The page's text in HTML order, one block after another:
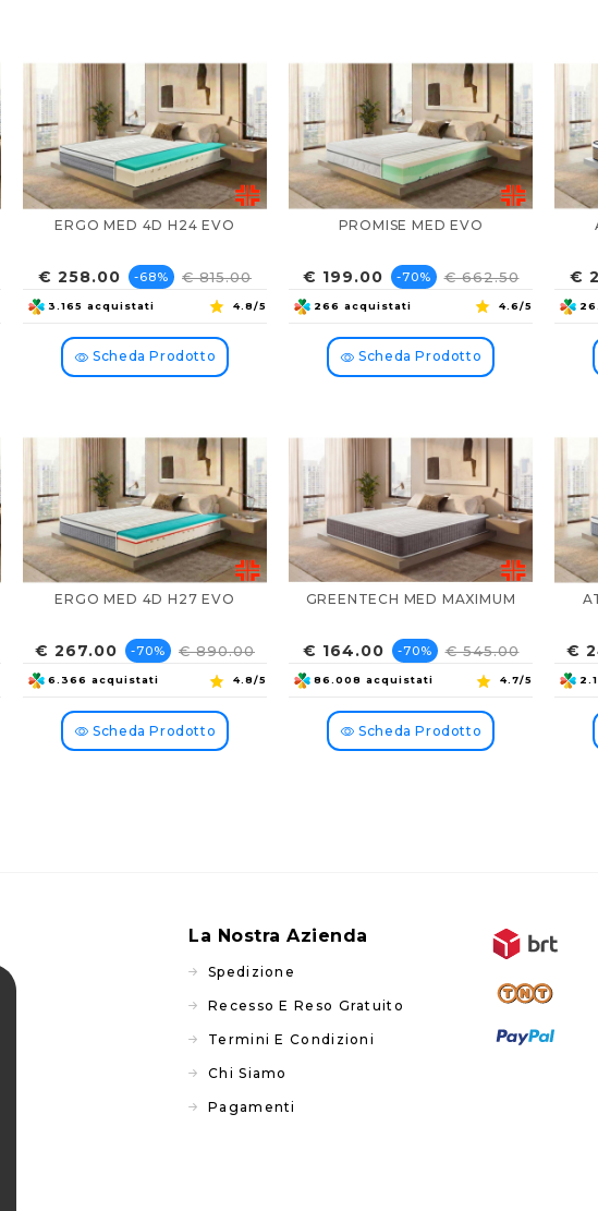
ERGO MED 4D H24 EVO
Prezzo
€ 258.00 Prezzo
base
-68% € 815.00
3.165 acquistati 4.8/5
Scheda Prodotto
PROMISE MED EVO
Prezzo
€ 199.00 Prezzo
base
-70% € 662.50
266 acquistati 4.6/5
Scheda Prodotto
€
ERGO MED 4D H27 EVO
Prezzo
€ 267.00 Prezzo
base
-70% € 890.00
6.366 acquistati 4.8/5
Scheda Prodotto
GREENTECH MED MAXIMUM
Prezzo
€ 164.00 Prezzo
base
-70% € 545.00
86.008 acquistati 4.7/5
Scheda Prodotto
€
La Nostra Azienda
Spedizione
Recesso E Reso Gratuito
Termini E Condizioni
Chi Siamo
Pagamenti